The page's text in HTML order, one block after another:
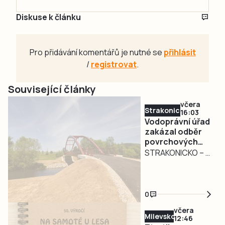
Diskuse k článku
Pro přidávání komentářů je nutné se přihlásit
/registrovat.
Související články
Strakonicko
včera
16:03
Vodoprávní úřad
zakázal odběr
povrchových
vod na
STRAKONICKO – V
hydrologické
podmínky vydal
Městský úřad
0
Milevsko
včera
12:46